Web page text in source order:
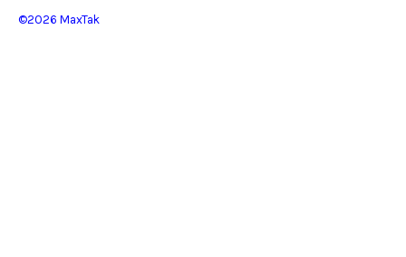
©2026 MaxTak